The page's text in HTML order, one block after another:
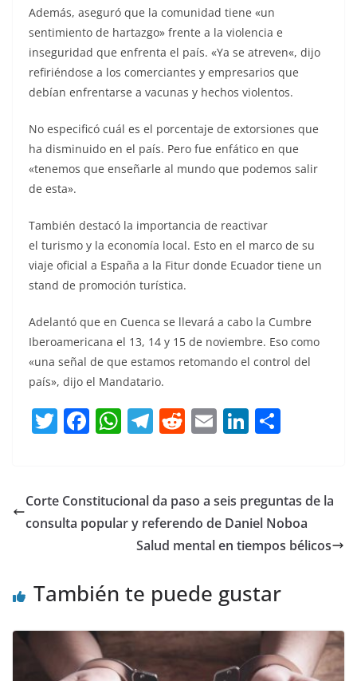
Además, aseguró que la comunidad tiene «un
sentimiento de hartazgo» frente a la violencia e
inseguridad que enfrenta el país. «Ya se atreven«, dijo
refiriéndose a los comerciantes y empresarios que
debían enfrentarse a vacunas y hechos violentos.
No especificó cuál es el porcentaje de extorsiones que
ha disminuido en el país. Pero fue enfático en que
«tenemos que enseñarle al mundo que podemos salir
de esta».
También destacó la importancia de reactivar
el turismo y la economía local. Esto en el marco de su
viaje oficial a España a la Fitur donde Ecuador tiene un
stand de promoción turística.
Adelantó que en Cuenca se llevará a cabo la Cumbre
Iberoamericana el 13, 14 y 15 de noviembre. Eso como
«una señal de que estamos retomando el control del
país», dijo el Mandatario.
T
er
F
e
b
k
W
s
A
p
T
gr
a
m
R
di
t
E
l
Li
e
dI
n
p
ar
tir
Corte Constitucional da paso a seis preguntas de la
consulta popular y referendo de Daniel Noboa
Salud mental en tiempos bélicos
También te puede gustar